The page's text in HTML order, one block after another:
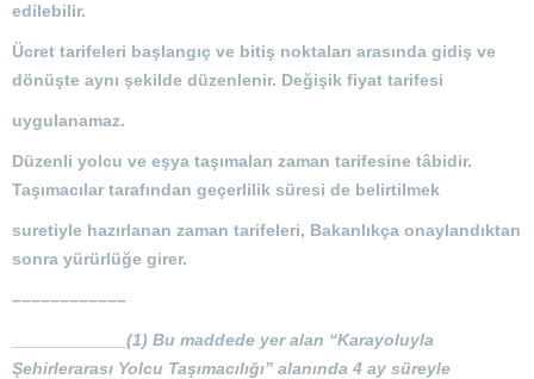
edilebilir.
Ücret tarifeleri başlangıç ve bitiş noktaları arasında gidiş ve
dönüşte aynı şekilde düzenlenir. Değişik fiyat tarifesi
uygulanamaz.
Düzenli yolcu ve eşya taşımaları zaman tarifesine tâbidir.
Taşımacılar tarafından geçerlilik süresi de belirtilmek
suretiyle hazırlanan zaman tarifeleri, Bakanlıkça onaylandıktan
sonra yürürlüğe girer.
––––––––––––
(1) Bu maddede yer alan “Karayoluyla
Şehirlerarası Yolcu Taşımacılığı” alanında 4 ay süreyle